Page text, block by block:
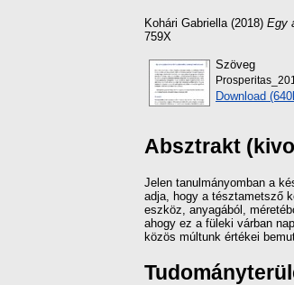
Kohári Gabriella (2018) Egy
759X
Szöveg
Download
Absztrakt
Jelen tanulmányomban a
adja, hogy a tésztametsző
eszköz, anyagából,
ahogy ez a füleki várban
közös múltunk értékei